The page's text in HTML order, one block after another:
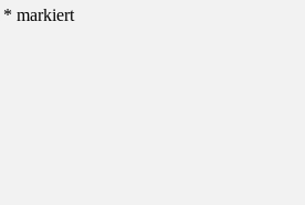
* markiert